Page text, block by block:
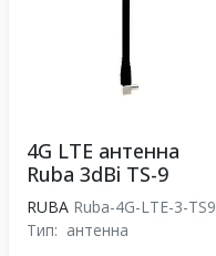
4G LTE антенна
Ruba 3dBi TS-9
RUBA Ruba-4G-LTE-3-TS9
Тип: антенна